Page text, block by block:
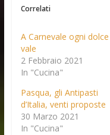
Correlati
A Carnevale ogni dolce
vale
2 Febbraio 2021
In "Cucina"
Pasqua, gli Antipasti
d’Italia, venti proposte
30 Marzo 2021
In "Cucina"